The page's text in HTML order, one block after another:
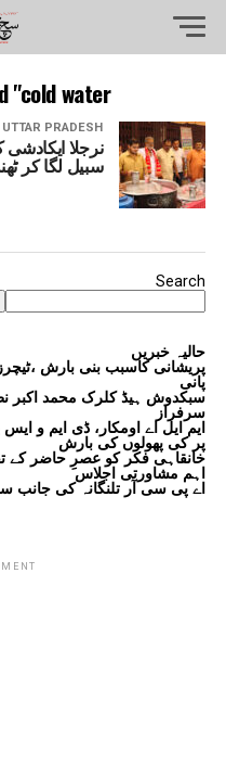
"cold water"
UTTAR PRADESH
نرجلا
سبیل لگا کر
Search
حالیہ خبریں
پریشانی کاسبب بنی بارش
پانی
سبکدوش ہیڈ کلرک محمد اکبر
سرفراز
ایم ایل اے اومکار، ڈی ایم و
پر کی پھولوں کی بارش
خانقاہی فکر کو عصرِ حاضر کے
اہم مشاورتی اجلاس
اے پی سی آر تلنگانہ کی جانب